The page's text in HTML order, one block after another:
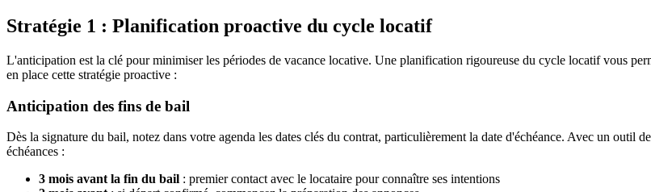
Stratégie 1 : Planification proactive du cycle locatif
L'anticipation est la clé pour minimiser les périodes de vacance locative. Une planification rigoureuse du cycle locatif vous
en place cette stratégie proactive :
Anticipation des fins de bail
Dès la signature du bail, notez dans votre agenda les dates clés du contrat, particulièrement la date d'échéance. Avec un outil
échéances :
3 mois avant la fin du bail : premier contact avec le locataire pour connaître ses intentions